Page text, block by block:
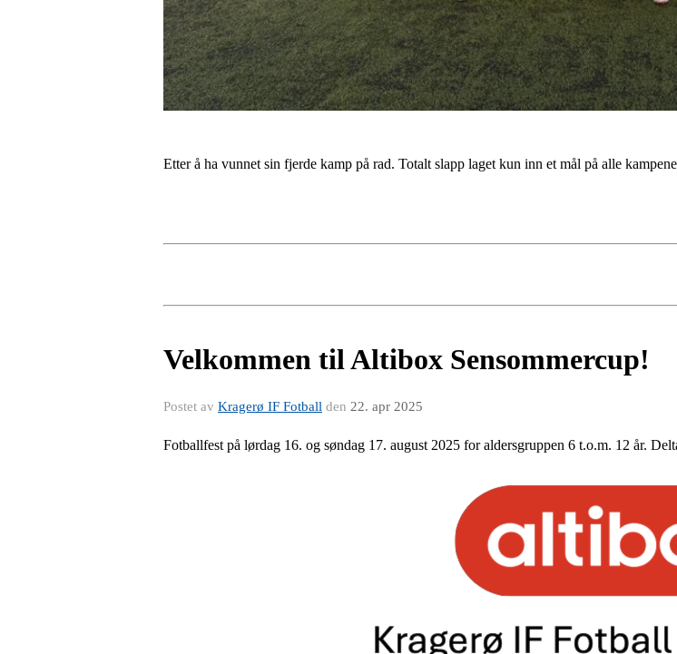
Etter å ha vunnet sin fjerde kamp på rad. Totalt slapp laget kun inn et mål på alle
Velkommen til Altibox Sensommercup!
Postet av Kragerø IF Fotball den 22. apr 2025
Fotballfest på lørdag 16. og søndag 17. august 2025 for aldersgruppen 6 t.o.m. 12 år.